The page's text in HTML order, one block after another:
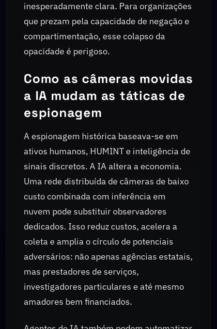
inesperadamente clara. Para organizações
que prezam pela capacidade de negação e
compartimentação, esse colapso da
opacidade é perigoso.
Como as câmeras movidas
a IA mudam as táticas de
espionagem
A espionagem histórica baseava-se em
ativos humanos, HUMINT e inteligência de
sinais discretos. A IA altera a economia.
Uma rede distribuída de câmeras de baixo
custo combinada com inferência em
nuvem pode substituir observadores
dedicados. Isso reduz custos, acelera a
coleta e amplia o círculo de potenciais
adversários: não apenas agências estatais,
mas prestadores de serviços,
investigadores particulares e até mesmo
amadores bem financiados.